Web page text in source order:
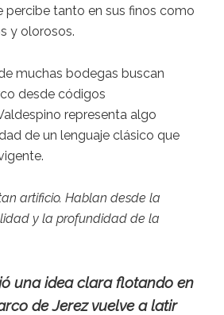
percibe tanto en sus finos como
y olorosos.
muchas bodegas buscan
desde códigos
representa algo
de un lenguaje clásico que
artificio. Hablan desde la
y la profundidad de la
una idea clara flotando en
de Jerez vuelve a latir